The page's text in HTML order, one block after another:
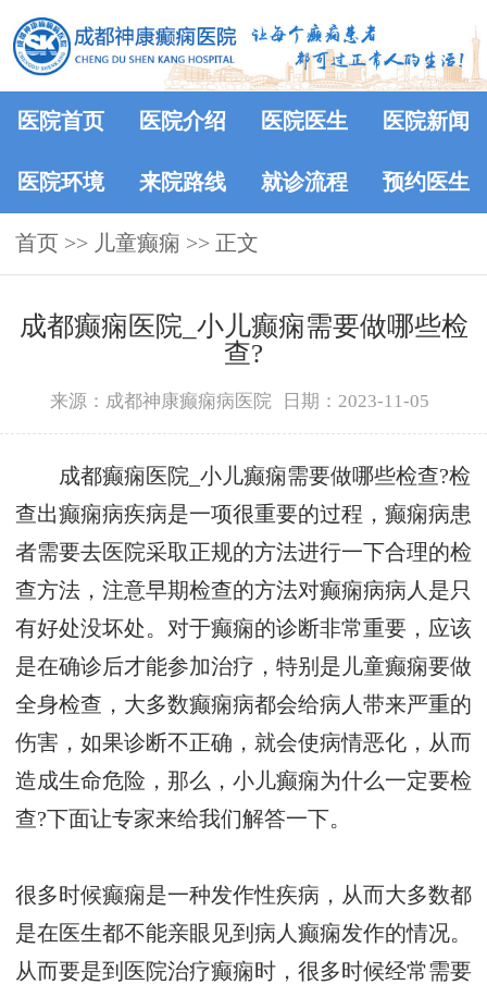
医院首页 医院介绍 医院医生 医院新闻
医院环境 来院路线 就诊流程 预约医生
首页 >> 儿童癫痫 >> 正文
成都癫痫医院_小儿癫痫需要做哪些检
查?
来源：成都神康癫痫病医院 日期：2023-11-05
成都癫痫医院_小儿癫痫需要做哪些检查?检
查出癫痫病疾病是一项很重要的过程，癫痫病患
者需要去医院采取正规的方法进行一下合理的检
查方法，注意早期检查的方法对癫痫病病人是只
有好处没坏处。对于癫痫的诊断非常重要，应该
是在确诊后才能参加治疗，特别是儿童癫痫要做
全身检查，大多数癫痫病都会给病人带来严重的
伤害，如果诊断不正确，就会使病情恶化，从而
造成生命危险，那么，小儿癫痫为什么一定要检
查?下面让专家来给我们解答一下。
很多时候癫痫是一种发作性疾病，从而大多数都
是在医生都不能亲眼见到病人癫痫发作的情况。
从而要是到医院治疗癫痫时，很多时候经常需要